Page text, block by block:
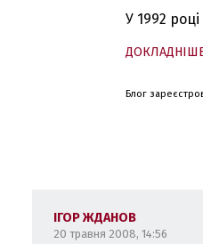
У 1992
У 2005-
З грудня
Блог
ІГОР ЖДАНОВ
20 травня 2008, 14:56